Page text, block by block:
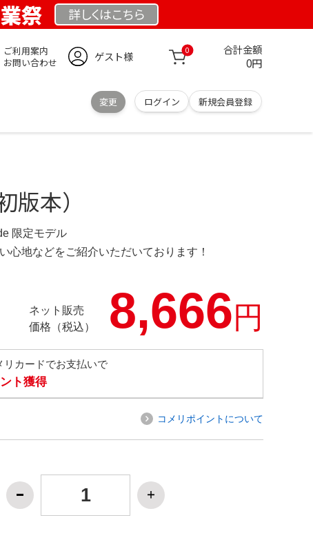
祭 詳しくはこちら
ご利用案内
お問い合わせ
ゲスト様 0 合計金額
0円
変更 ログイン 新規会員登録
版本）
限定モデル
心地などをご紹介いただいております！
ネット販売
価格（税込）
8,666円
リカードでお支払いで
ト獲得
コメリポイントについて